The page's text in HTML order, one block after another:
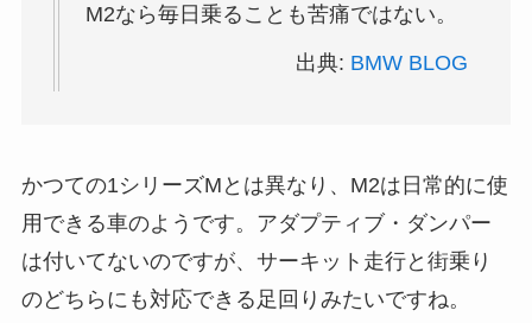
M2なら毎日乗ることも苦痛ではない。
出典: BMW BLOG
かつての1シリーズMとは異なり、M2は日常的に使
用できる車のようです。アダプティブ・ダンパー
は付いてないのですが、サーキット走行と街乗り
のどちらにも対応できる足回りみたいですね。